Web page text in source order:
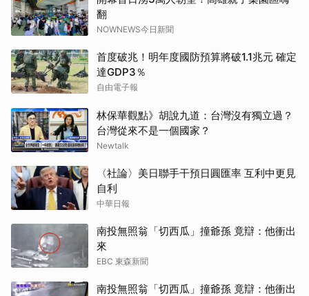
翻
NOWNEWS今日新聞
首度破兆！明年度國防預算將破1.1兆元 確定
達GDP3％
自由電子報
林保華觀點》胡說九道：台灣沒有獨立過？
台灣從來不是一個國家？
Newtalk
〈社論〉美日聯手干預日圓匯率 互利中更見
自利
中華日報
南投無照翁「切西瓜」撞爺孫 竟辯：他衝出
來
EBC 東森新聞
南投無照翁「切西瓜」撞爺孫 竟辯：他衝出